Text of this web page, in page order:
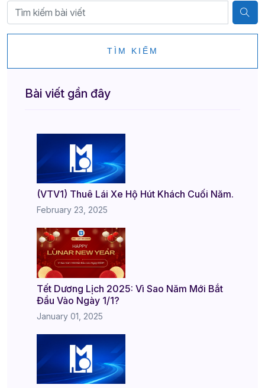
TÌM KIẾM
Bài viết gần đây
(VTV1) Thuê Lái Xe Hộ Hút Khách Cuối Năm.
February 23, 2025
Tết Dương Lịch 2025: Vì Sao Năm Mới Bắt
Đầu Vào Ngày 1/1?
January 01, 2025